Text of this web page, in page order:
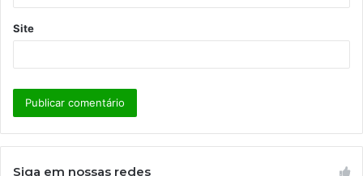
Site
Siga em nossas redes